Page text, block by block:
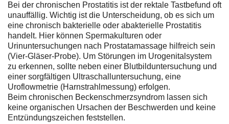
Bei der chronischen Prostatitis ist der rektale Tastbefund oft
unauffällig. Wichtig ist die Unterscheidung, ob es sich um
eine chronisch bakterielle oder abakterielle Prostatitis
handelt. Hier können Spermakulturen oder
Urinuntersuchungen nach Prostatamassage hilfreich sein
(Vier-Gläser-Probe). Um Störungen im Urogenitalsystem
zu erkennen, sollte neben einer Blutbilduntersuchung und
einer sorgfältigen Ultraschalluntersuchung, eine
Uroflowmetrie (Harnstrahlmessung) erfolgen.
Beim chronischen Beckenschmerzsyndrom lassen sich
keine organischen Ursachen der Beschwerden und keine
Entzündungszeichen feststellen.